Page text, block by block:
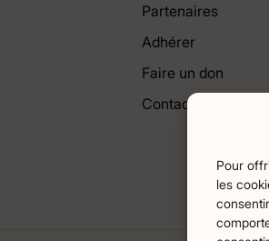
Pour
les
Partenaires
Adhérer
Faire un don
Contact